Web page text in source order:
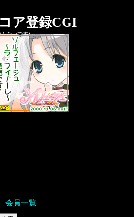
ア登録CGI
もないです)
会員一覧